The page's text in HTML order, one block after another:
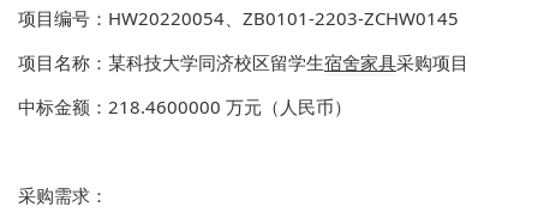
项目编号：HW20220054、ZB0101-2203-ZCHW0145
项目名称：某科技大学同济校区留学生宿舍家具采购项目
中标金额：218.4600000 万元（人民币）
采购需求：